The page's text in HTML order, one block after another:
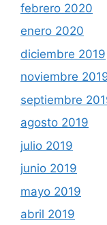
febrero 2020
enero 2020
diciembre 2019
noviembre
septiembre
agosto 2019
julio 2019
junio 2019
mayo 2019
abril 2019